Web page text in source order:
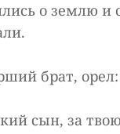
о землю
брат, орел:
сын, за